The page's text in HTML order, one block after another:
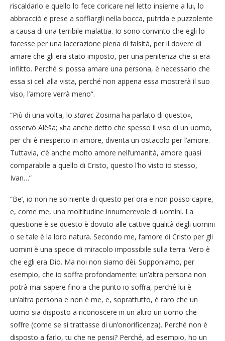
riscaldarlo e quello lo fece coricare nel letto insieme a lui, lo
abbracciò e prese a soffiargli nella bocca, putrida e puzzolente
a causa di una terribile malattia. Io sono convinto che egli lo
facesse per una lacerazione piena di falsità, per il dovere di
amare che gli era stato imposto, per una penitenza che si era
inflitto. Perché si possa amare una persona, è necessario che
essa si celi alla vista, perché non appena essa mostrerà il suo
viso, l’amore verrà meno”.
“Più di una volta, lo starecZosima ha parlato di questo»,
osservò Alëša; «ha anche detto che spesso il viso di un uomo,
per chi è inesperto in amore, diventa un ostacolo per l’amore.
Tuttavia, c’è anche molto amore nell’umanità, amore quasi
comparabile a quello di Cristo, questo l’ho visto io stesso,
Ivan…”
“Be’, io non ne so niente di questo per ora e non posso capire,
e, come me, una moltitudine innumerevole di uomini. La
questione è se questo è dovuto alle cattive qualità degli uomini
o se tale è la loro natura. Secondo me, l’amore di Cristo per gli
uomini è una specie di miracolo impossibile sulla terra. Vero è
che egli era Dio. Ma noi non siamo dèi. Supponiamo, per
esempio, che io soffra profondamente: un’altra persona non
potrà mai sapere fino a che punto io soffra, perché lui è
un’altra persona e non è me, e, soprattutto, è raro che un
uomo sia disposto a riconoscere in un altro un uomo che
soffre (come se si trattasse di un’onorificenza). Perché non è
disposto a farlo, tu che ne pensi? Perché, ad esempio, ho un